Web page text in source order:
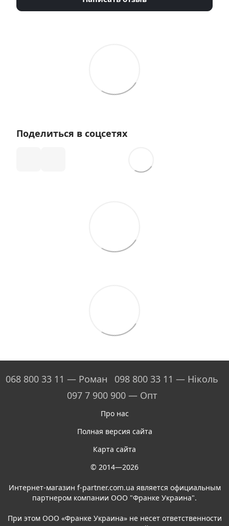
Поделиться в соцсетях
068 800 33 11 — Роман
098 800 33 11 — Ніколь
097 7 900 900 — Опт
Про нас
Полная версия сайта
Карта сайта
© 2014—2026
Интернет-магазин f-partner.com.ua является официальным
партнером компании ООО "Франке Украина".
При этом ООО «Франке Украина» не несет ответственности